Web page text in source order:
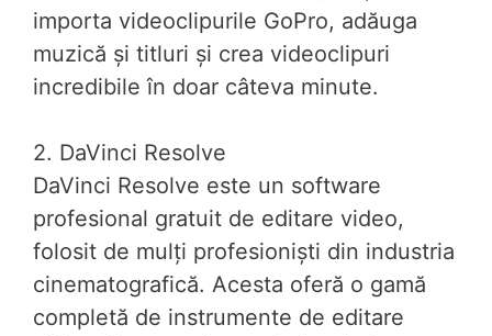
importa videoclipurile GoPro, adăuga
muzică și titluri și crea videoclipuri
incredibile în doar câteva minute.
2. DaVinci Resolve
DaVinci Resolve este un software
profesional gratuit de editare video,
folosit de mulți profesioniști din industria
cinematografică. Acesta oferă o gamă
completă de instrumente de editare